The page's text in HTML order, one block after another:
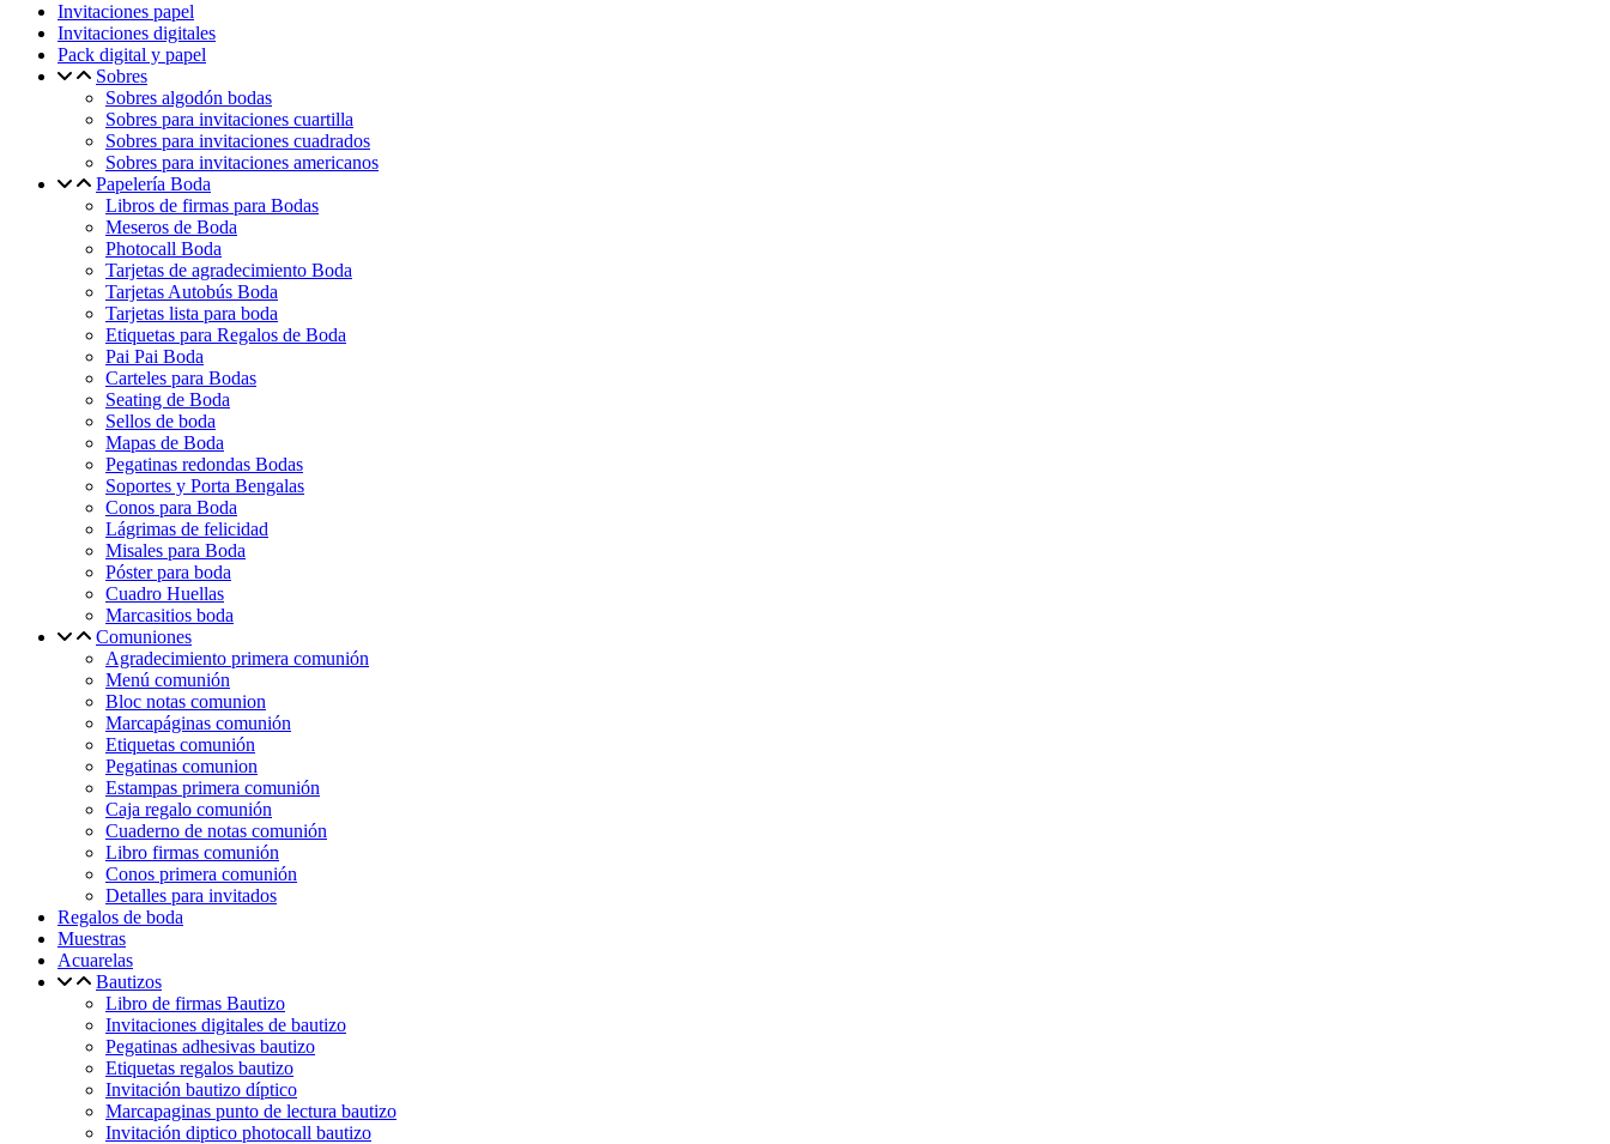
Invitaciones papel
Invitaciones digitales
Pack digital y papel
Sobres
Sobres algodón bodas
Sobres para invitaciones cuartilla
Sobres para invitaciones cuadrados
Sobres para invitaciones americanos
Papelería Boda
Libros de firmas para Bodas
Meseros de Boda
Photocall Boda
Tarjetas de agradecimiento Boda
Tarjetas Autobús Boda
Tarjetas lista para boda
Etiquetas para Regalos de Boda
Pai Pai Boda
Carteles para Bodas
Seating de Boda
Sellos de boda
Mapas de Boda
Pegatinas redondas Bodas
Soportes y Porta Bengalas
Conos para Boda
Lágrimas de felicidad
Misales para Boda
Póster para boda
Cuadro Huellas
Marcasitios boda
Comuniones
Agradecimiento primera comunión
Menú comunión
Bloc notas comunion
Marcapáginas comunión
Etiquetas comunión
Pegatinas comunion
Estampas primera comunión
Caja regalo comunión
Cuaderno de notas comunión
Libro firmas comunión
Conos primera comunión
Detalles para invitados
Regalos de boda
Muestras
Acuarelas
Bautizos
Libro de firmas Bautizo
Invitaciones digitales de bautizo
Pegatinas adhesivas bautizo
Etiquetas regalos bautizo
Invitación bautizo díptico
Marcapaginas punto de lectura bautizo
Invitación diptico photocall bautizo